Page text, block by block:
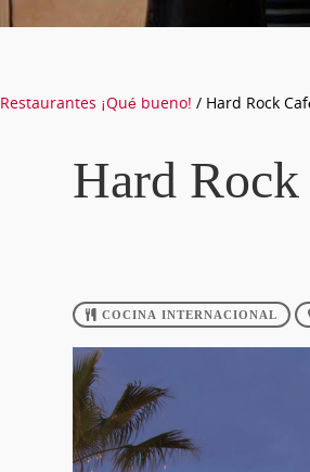
Restaurantes ¡Qué bueno! / Hard Rock
Hard
COCINA INTERNACIONAL